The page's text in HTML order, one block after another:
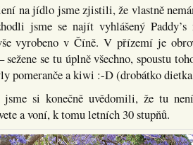
na jídlo jsme zjistili, že vlastně
jsme se najít vyhlášený Paddy’s
vyrobeno v Číně. V přízemí je
sežene se tu úplně všechno, spoustu
pomeranče a kiwi :-D (drobátko
si konečně uvědomili, že tu
a voní, k tomu letních 30 stupňů.